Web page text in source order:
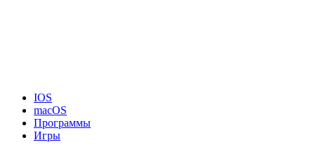
IOS
macOS
Программы
Игры